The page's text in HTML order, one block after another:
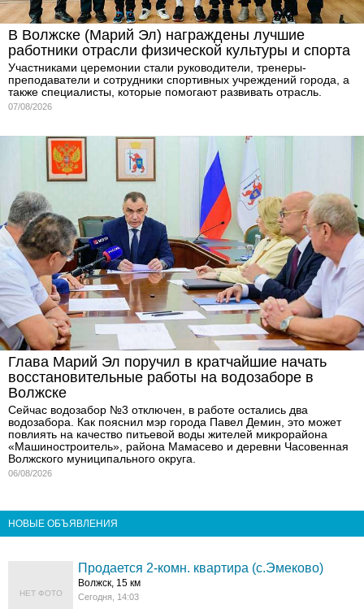
В Волжске (Марий Эл) награждены лучшие
работники отрасли физической культуры и спорта
Участниками церемонии стали руководители, тренеры-
преподаватели и сотрудники спортивных учреждений города, а
также специалисты, которые помогают развивать отрасль.
07/08/2026
Глава Марий Эл поручил в кратчайшие начать
восстановительные работы на водозаборе в
Волжске
Сейчас водозабор №3 отключен, в работе остались два
водозабора. Как пояснил мэр города Павел Демин, это может
повлиять на качество питьевой воды жителей микрорайона
«Машиностроитель», района Мамасево и деревни Часовенная
Волжского муниципального округа.
06/08/2026
НОВЫЕ ОБЪЯВЛЕНИЯ
НЕТ ФОТО
Продается 2-комн. квартира (с.Эмеково)
Волжск, 15 км
Сегодня, 14:03